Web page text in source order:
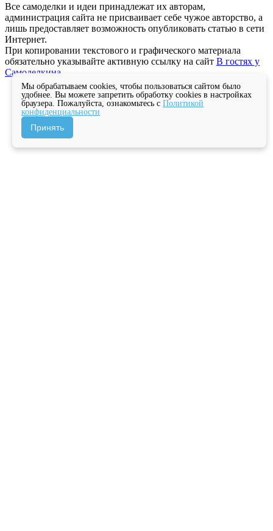
Все самоделки и идеи принадлежат их авторам,
администрация сайта не присваивает себе чужое авторство, а
лишь предоставляет возможность опубликовать статью в сети
Интернет.
При копировании текстового и графического материала
обязательно указывайте активную ссылку на сайт В гостях у
Самоделкина
Мы обрабатываем cookies, чтобы пользоваться сайтом было
удобнее. Вы можете запретить обработку cookies в настройках
браузера. Пожалуйста, ознакомьтесь с Политикой
конфиденциальности
Принять